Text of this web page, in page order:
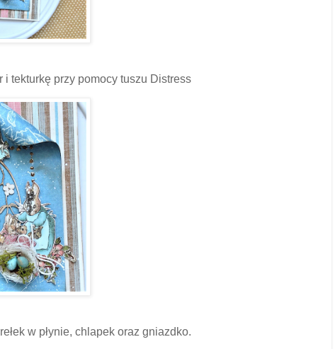
i tekturkę przy pomocy tuszu Distress
w płynie, chlapek oraz gniazdko.